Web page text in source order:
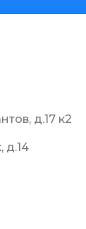
д.17 к2
д.14